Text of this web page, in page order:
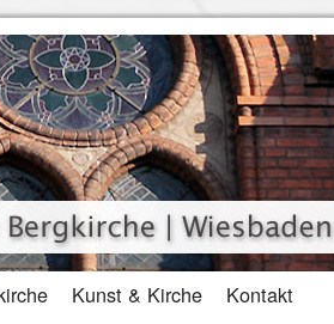
Kunst & Kirche Kontakt